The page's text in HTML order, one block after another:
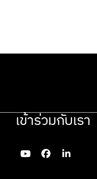
เข้าร่วมกับเรา